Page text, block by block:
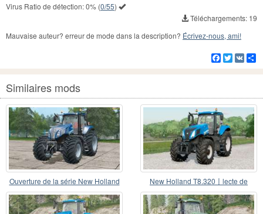
Virus Ratio de détection:0% (0/55)
Téléchargements: 19
Mauvaise auteur? erreur de mode dans la description? Écrivez-nous, ami!
Facebook
Twitter
VK
Similaires mods
Ouverture de la série New Holland
T8〡bonnet
New Holland T8.320〡lecte de
puissance